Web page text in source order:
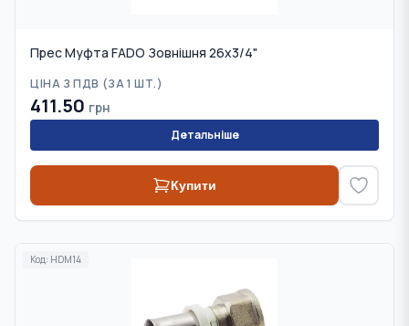
Прес Муфта FADO Зовнішня 26x3/4"
ЦІНА З ПДВ (ЗА 1 ШТ.)
411.50 грн
Детальніше
Купити
Код: HDM14